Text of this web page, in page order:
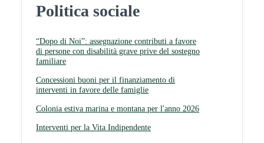
Politica sociale
“Dopo di Noi”: assegnazione contributi a favore
di persone con disabilità grave prive del sostegno
familiare
Concessioni buoni per il finanziamento di
interventi in favore delle famiglie
Colonia estiva marina e montana per l'anno 2026
Interventi per la Vita Indipendente